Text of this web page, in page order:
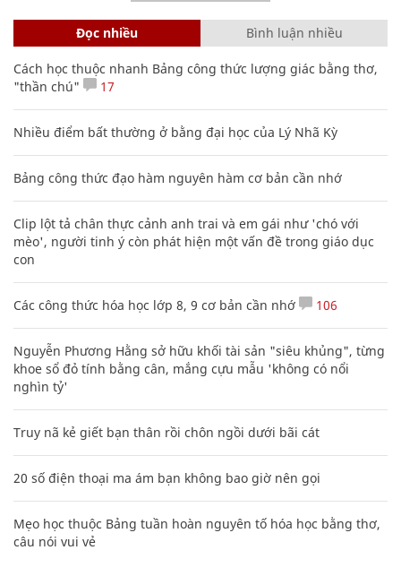
Đọc nhiều Bình luận nhiều
Cách học thuộc nhanh Bảng công thức lượng giác bằng thơ,
"thần chú"
17
Nhiều điểm bất thường ở bằng đại học của Lý Nhã Kỳ
Bảng công thức đạo hàm nguyên hàm cơ bản cần nhớ
Clip lột tả chân thực cảnh anh trai và em gái như 'chó với
mèo', người tinh ý còn phát hiện một vấn đề trong giáo dục
con
Các công thức hóa học lớp 8, 9 cơ bản cần nhớ 106
Nguyễn Phương Hằng sở hữu khối tài sản "siêu khủng", từng
khoe sổ đỏ tính bằng cân, mắng cựu mẫu 'không có nổi
nghìn tỷ'
Truy nã kẻ giết bạn thân rồi chôn ngồi dưới bãi cát
20 số điện thoại ma ám bạn không bao giờ nên gọi
Mẹo học thuộc Bảng tuần hoàn nguyên tố hóa học bằng thơ,
câu nói vui vẻ